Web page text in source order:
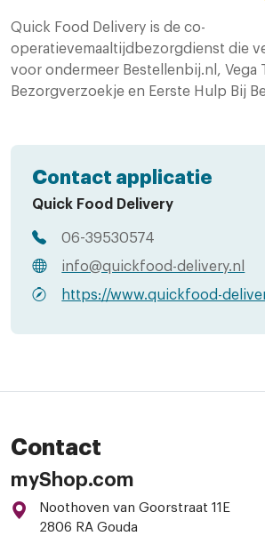
Quick Food Delivery is de co-
operatievemaaltijdbezorgdienst die
voor ondermeer Bestellenbij.nl, Vega
Bezorgverzoekje en Eerste Hulp Bij
Contact applicatie
Quick Food Delivery
06-39530574
info@quickfood-delivery.nl
https://www.quickfood-
Contact
myShop.com
Noothoven van Goorstraat 11E
2806 RA Gouda